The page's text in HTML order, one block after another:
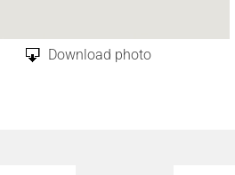
Download photo